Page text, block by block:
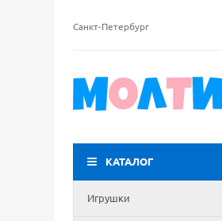
Санкт-Петербург
КАТАЛОГ
Игрушки